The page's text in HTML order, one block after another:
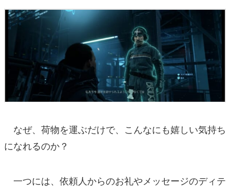
なぜ、荷物を運ぶだけで、こんなにも嬉しい気持ち
になれるのか？
一つには、依頼人からのお礼やメッセージのディテ